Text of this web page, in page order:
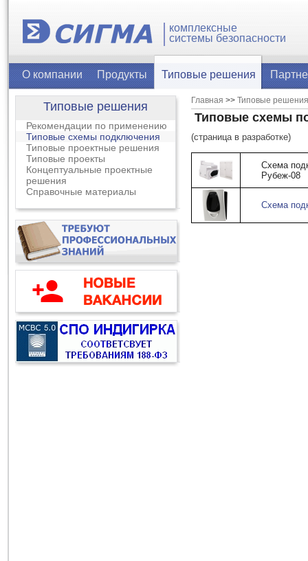
комплексные
системы безопасности
О компании Продукты Типовые решения
Типовые решения
Рекомендации по применению
Типовые схемы подключения
Типовые проектные решения
Типовые проекты
Концептуальные проектные
решения
Справочные материалы
Главная >> Типовые решения
Типовые схемы
(страница в разработке)
Схема
Рубеж-08
Схема